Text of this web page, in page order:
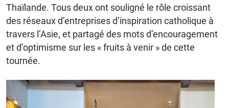
Thaïlande. Tous deux ont souligné le rôle croissant
des réseaux d’entreprises d’inspiration catholique à
travers l’Asie, et partagé des mots d’encouragement
et d’optimisme sur les « fruits à venir » de cette
tournée.